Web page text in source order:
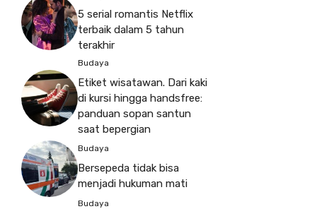
5 serial romantis Netflix
terbaik dalam 5 tahun
terakhir
Budaya
Etiket wisatawan. Dari kaki
di kursi hingga handsfree:
panduan sopan santun
saat bepergian
Budaya
Bersepeda tidak bisa
menjadi hukuman mati
Budaya